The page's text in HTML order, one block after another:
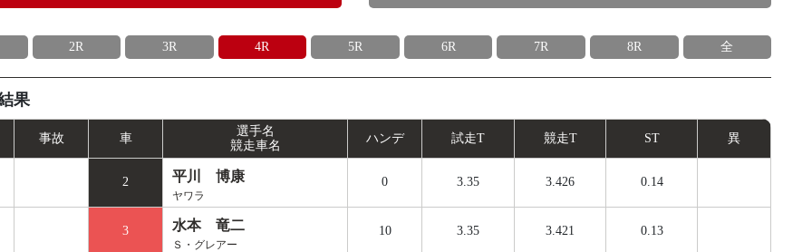
2R 3R 4R 5R 6R 7R 8R 全
果
事故 車
選手名
競走車名
ハンデ 試走T 競走T ST 異
2 平川 博康
ヤワラ
0 3.35 3.426 0.14
3 水本 竜二
Ｓ・グレアー
10 3.35 3.421 0.13